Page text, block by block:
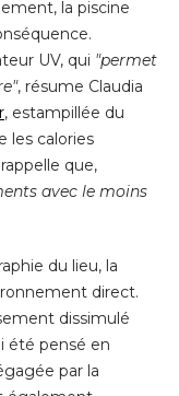
la piscine
UV, qui "permet
, résume Claudia
, estampillée du
les calories
que,
avec le moins
du lieu, la
direct.
dissimulé
été pensé en
par la